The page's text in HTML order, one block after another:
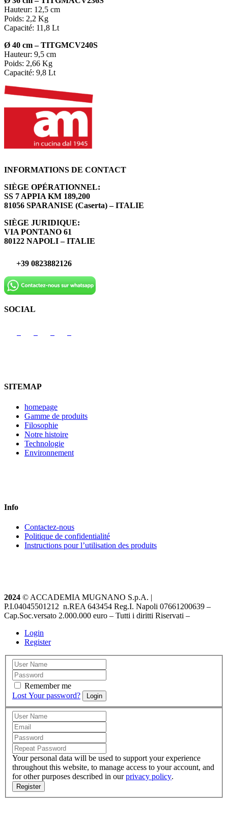
Hauteur: 12,5 cm
Poids: 2,2 Kg
Capacité: 11,8 Lt
Ø 40 cm –TITGMCV240S
Hauteur: 9,5 cm
Poids: 2,66 Kg
Capacité: 9,8 Lt
INFORMATIONS DE CONTACT
SIÈGE OPÉRATIONNEL:
SS 7 APPIA KM 189,200
81056 SPARANISE (Caserta) – ITALIE
SIÈGE JURIDIQUE:
VIA PONTANO 61
80122 NAPOLI – ITALIE
+39 0823882126
SOCIAL
SITEMAP
homepage
Gamme de produits
Filosophie
Notre histoire
Technologie
Environnement
Info
Contactez-nous
Politique de confidentialité
Instructions pour l’utilisation des produits
2024 © ACCADEMIA MUGNANO S.p.A. |
P.I.04045501212 n.REA 643454 Reg.I. Napoli 07661200639 –
Cap.Soc.versato 2.000.000 euro – Tutti i diritti Riservati –
Login
Register
Remember me
Lost Your password?
Login
Your personal data will be used to support your experience
throughout this website, to manage access to your account, and
for other purposes described in ourprivacy policy.
Register